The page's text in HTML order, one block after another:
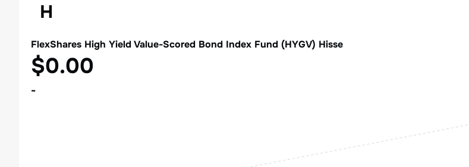
H
FlexShares High Yield Value-Scored Bond Index Fund (HYGV) Hisse
$0.00
-